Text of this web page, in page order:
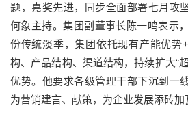
题，嘉奖先进，同步全面部署七月攻
何象主持。集团副董事长陈一鸣表示
份传统淡季，集团依托现有产能优势
构、产品结构、渠道结构，持续扩大“
优势。他要求各级管理干部下沉到一
为营销建言、献策，为企业发展添砖加